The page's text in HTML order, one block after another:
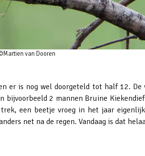
van Dooren
er is nog wel doorgeteld tot half 12.
2 mannen Bruine
een beetje vroeg in het jaar
net na de regen. Vandaag is dat